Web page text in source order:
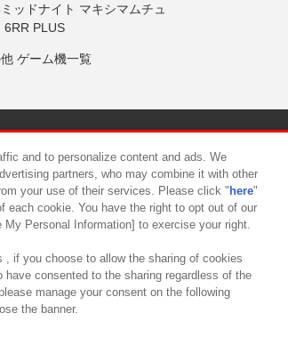
ッドナイト マキシマムチュ
6RR PLUS
ゲーム機一覧
について カスタマーハラスメント対応方針
and to personalize content and ads. We
partners, who may combine it with other
your use of their services. Please click " here"
each cookie. You have the right to opt out of our
Personal Information] to exercise your right.
, if you choose to allow the sharing of cookies
consented to the sharing regardless of the
manage your consent on the following
the banner.